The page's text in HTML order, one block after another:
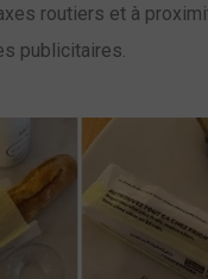
routiers et à
publicitaires.